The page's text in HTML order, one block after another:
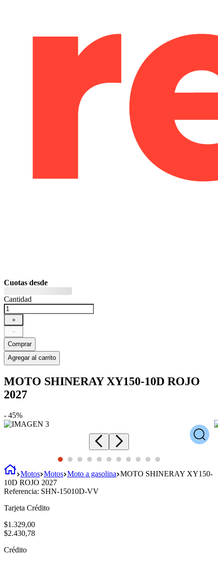
Cuotas desde
Cantidad
＋
－
Comprar
Agregar al carrito
MOTO SHINERAY XY150-10D ROJO
2027
- 45%
Motos Motos Moto a gasolina MOTO SHINERAY XY150-
10D ROJO 2027
Referencia: SHN-15010D-VV
Tarjeta Crédito
$1 .329,00
$2.430,78
Crédito